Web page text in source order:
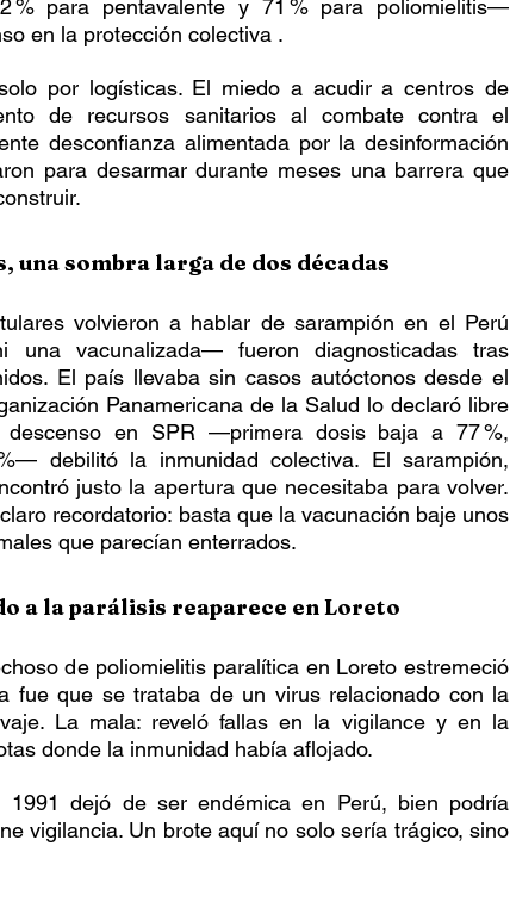
% para pentavalente y 71 % para poliomielitis—
en la protección colectiva .
por logísticas. El miedo a acudir a centros de
de recursos sanitarios al combate contra el
desconfianza alimentada por la desinformación
para desarmar durante meses una barrera que
una sombra larga de dos décadas
volvieron a hablar de sarampión en el Perú
vacunalizada— fueron diagnosticadas tras
El país llevaba sin casos autóctonos desde el
Panamericana de la Salud lo declaró libre
en SPR —primera dosis baja a 77 %,
debilitó la inmunidad colectiva. El sarampión,
justo la apertura que necesitaba para volver.
recordatorio: basta que la vacunación baje unos
que parecían enterrados.
a la parálisis reaparece en Loreto
de poliomielitis paralítica en Loreto estremeció
fue que se trataba de un virus relacionado con la
La mala: reveló fallas en la vigilance y en la
donde la inmunidad había aflojado.
1991 dejó de ser endémica en Perú, bien podría
vigilancia. Un brote aquí no solo sería trágico, sino